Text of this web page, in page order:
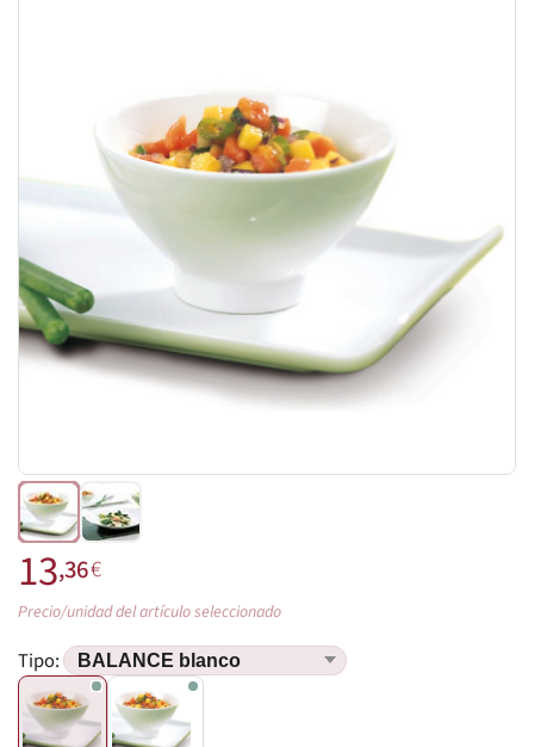
13,36€
Precio/unidad del artículo seleccionado
Tipo: